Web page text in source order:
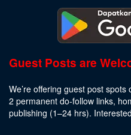
Guest Posts are
We’re offering guest post spots
2 permanent do-follow links,
publishing (1–24 hrs). Interested